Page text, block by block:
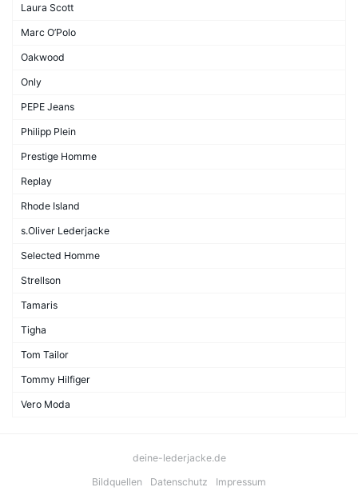
Laura Scott
Marc O’Polo
Oakwood
Only
PEPE Jeans
Philipp Plein
Prestige Homme
Replay
Rhode Island
s.Oliver Lederjacke
Selected Homme
Strellson
Tamaris
Tigha
Tom Tailor
Tommy Hilfiger
Vero Moda
deine-lederjacke.de
Bildquellen
Datenschutz Impressum